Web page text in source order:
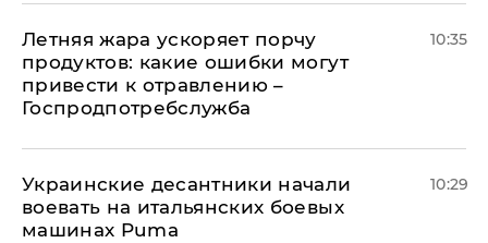
Летняя жара ускоряет порчу
продуктов: какие ошибки могут
привести к отравлению –
Госпродпотребслужба
10:35
Украинские десантники начали
воевать на итальянских боевых
машинах Puma
10:29